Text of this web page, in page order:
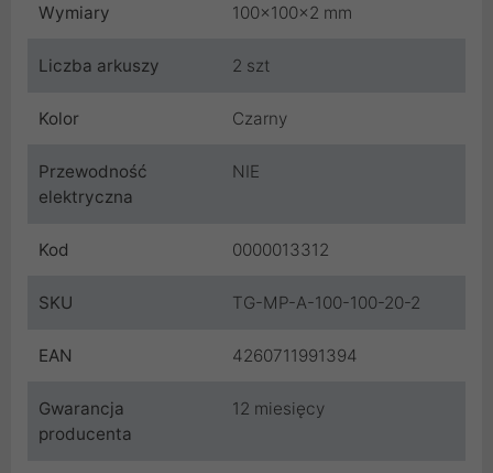
Wymiary 100x100x2 mm
Liczba arkuszy 2 szt
Kolor Czarny
Przewodność
elektryczna
NIE
Kod 0000013312
SKU TG-MP-A-100-100-20-2
EAN 4260711991394
Gwarancja
producenta
12 miesięcy